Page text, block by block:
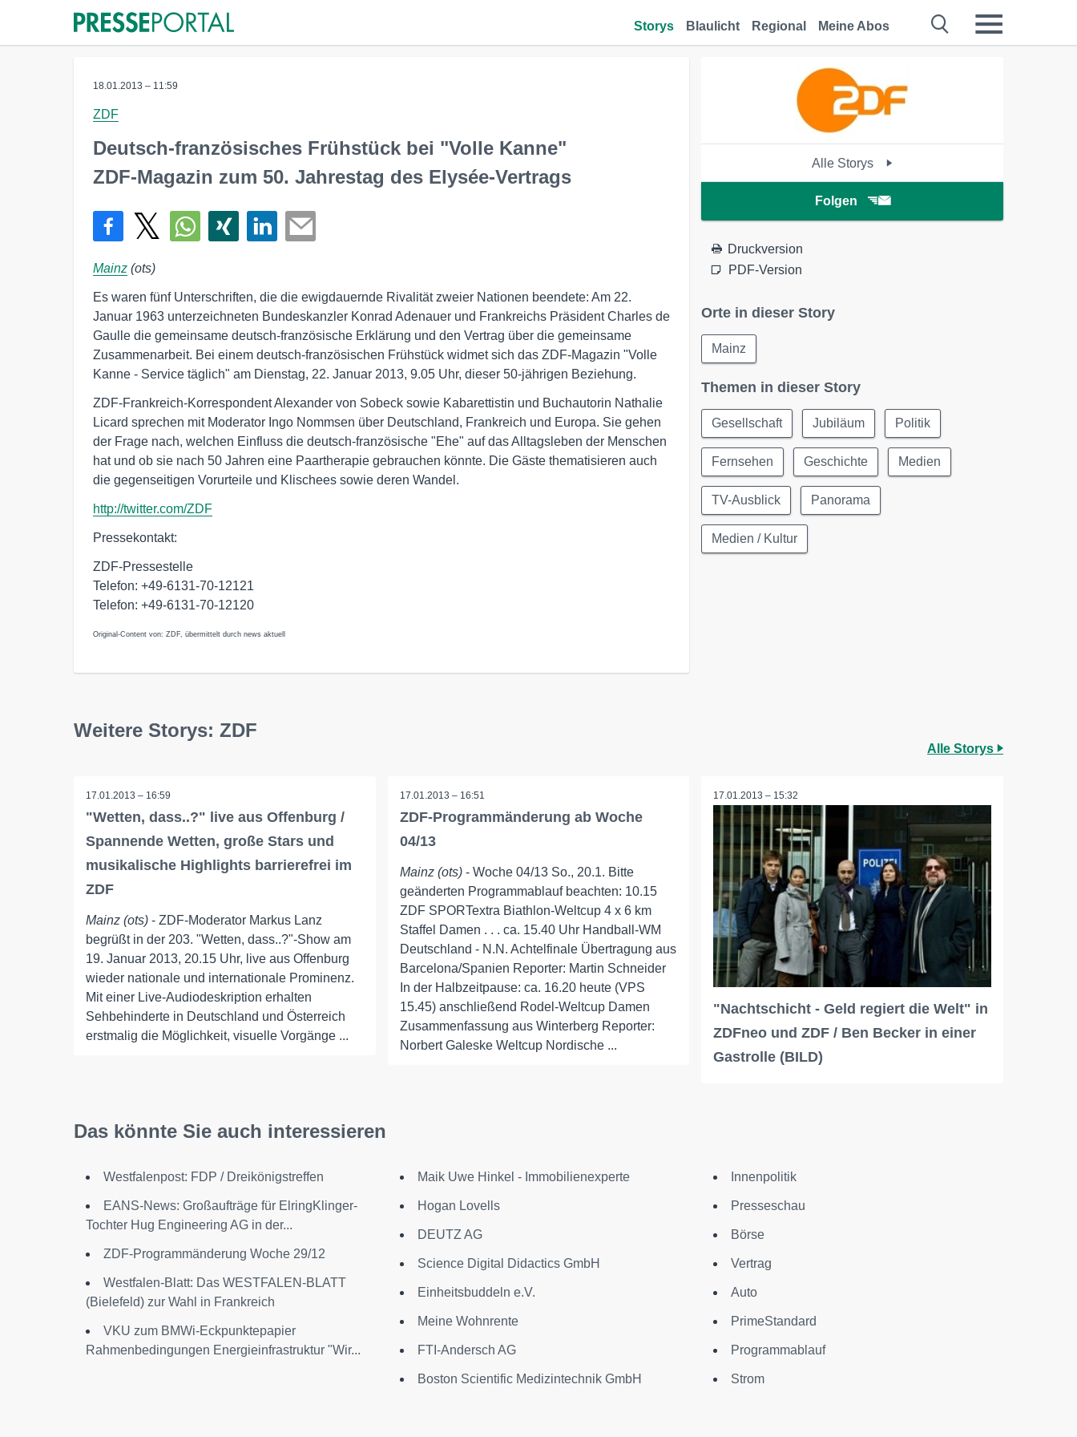
Storys Blaulicht Regional Meine Abos
18.01.2013 – 11:59
ZDF
Deutsch-französisches Frühstück bei "Volle Kanne"
ZDF-Magazin zum 50. Jahrestag des Elysée-Vertrags
Mainz (ots)
Es waren fünf Unterschriften, die die ewigdauernde Rivalität zweier Nationen beendete: Am 22.
Januar 1963 unterzeichneten Bundeskanzler Konrad Adenauer und Frankreichs Präsident Charles de
Gaulle die gemeinsame deutsch-französische Erklärung und den Vertrag über die gemeinsame
Zusammenarbeit. Bei einem deutsch-französischen Frühstück widmet sich das ZDF-Magazin "Volle
Kanne - Service täglich" am Dienstag, 22. Januar 2013, 9.05 Uhr, dieser 50-jährigen Beziehung.
ZDF-Frankreich-Korrespondent Alexander von Sobeck sowie Kabarettistin und Buchautorin Nathalie
Licard sprechen mit Moderator Ingo Nommsen über Deutschland, Frankreich und Europa. Sie gehen
der Frage nach, welchen Einfluss die deutsch-französische "Ehe" auf das Alltagsleben der Menschen
hat und ob sie nach 50 Jahren eine Paartherapie gebrauchen könnte. Die Gäste thematisieren auch
die gegenseitigen Vorurteile und Klischees sowie deren Wandel.
http://twitter.com/ZDF
Pressekontakt:
ZDF-Pressestelle
Telefon: +49-6131-70-12121
Telefon: +49-6131-70-12120
Original-Content von: ZDF, übermittelt durch news aktuell
Alle Storys
Folgen
Druckversion
PDF-Version
Orte in dieser Story
Mainz
Themen in dieser Story
Gesellschaft Jubiläum Politik
Fernsehen Geschichte Medien
TV-Ausblick Panorama
Medien / Kultur
Weitere Storys: ZDF
Alle Storys
17.01.2013 – 16:59
"Wetten, dass..?" live aus Offenburg /
Spannende Wetten, große Stars und
musikalische Highlights barrierefrei im
ZDF
Mainz (ots) - ZDF-Moderator Markus Lanz
begrüßt in der 203. "Wetten, dass..?"-Show am
19. Januar 2013, 20.15 Uhr, live aus Offenburg
wieder nationale und internationale Prominenz.
Mit einer Live-Audiodeskription erhalten
Sehbehinderte in Deutschland und Österreich
erstmalig die Möglichkeit, visuelle Vorgänge ...
17.01.2013 – 16:51
ZDF-Programmänderung ab Woche
04/13
Mainz (ots)- Woche 04/13 So., 20.1. Bitte
geänderten Programmablauf beachten: 10.15
ZDF SPORTextra Biathlon-Weltcup 4 x 6 km
Staffel Damen . . . ca. 15.40 Uhr Handball-WM
Deutschland - N.N. Achtelfinale Übertragung aus
Barcelona/Spanien Reporter: Martin Schneider
In der Halbzeitpause: ca. 16.20 heute (VPS
15.45) anschließend Rodel-Weltcup Damen
Zusammenfassung aus Winterberg Reporter:
Norbert Galeske Weltcup Nordische ...
17.01.2013 – 15:32
"Nachtschicht - Geld regiert die Welt" in
ZDFneo und ZDF / Ben Becker in einer
Gastrolle (BILD)
Das könnte Sie auch interessieren
Westfalenpost: FDP / Dreikönigstreffen
EANS-News: Großaufträge für ElringKlinger-
Tochter Hug Engineering AG in der...
ZDF-Programmänderung Woche 29/12
Westfalen-Blatt: Das WESTFALEN-BLATT
(Bielefeld) zur Wahl in Frankreich
VKU zum BMWi-Eckpunktepapier
Rahmenbedingungen Energieinfrastruktur "Wir...
Maik Uwe Hinkel - Immobilienexperte
Hogan Lovells
DEUTZ AG
Science Digital Didactics GmbH
Einheitsbuddeln e.V.
Meine Wohnrente
FTI-Andersch AG
Boston Scientific Medizintechnik GmbH
Innenpolitik
Presseschau
Börse
Vertrag
Auto
PrimeStandard
Programmablauf
Strom